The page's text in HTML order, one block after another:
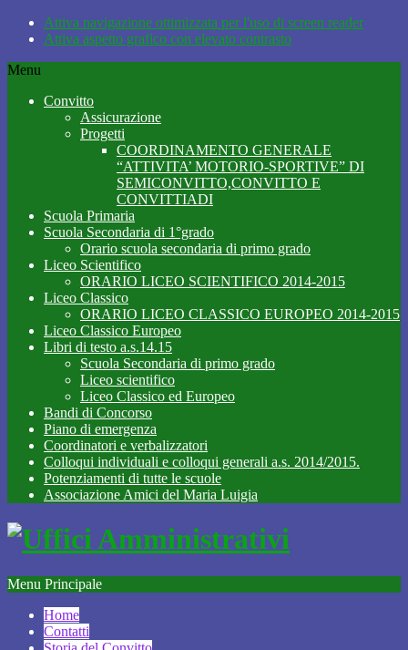
Attiva navigazione ottimizzata per l'uso di screen reader
Attiva aspetto grafico con elevato contrasto
Menu
Convitto
Assicurazione
Progetti
COORDINAMENTO GENERALE
“ATTIVITA’ MOTORIO-SPORTIVE” DI
SEMICONVITTO,CONVITTO E
CONVITTIADI
Scuola Primaria
Scuola Secondaria di 1°grado
Orario scuola secondaria di primo grado
Liceo Scientifico
ORARIO LICEO SCIENTIFICO 2014-2015
Liceo Classico
ORARIO LICEO CLASSICO EUROPEO 2014-2015
Liceo Classico Europeo
Libri di testo a.s.14.15
Scuola Secondaria di primo grado
Liceo scientifico
Liceo Classico ed Europeo
Bandi di Concorso
Piano di emergenza
Coordinatori e verbalizzatori
Colloqui individuali e colloqui generali a.s. 2014/2015.
Potenziamenti di tutte le scuole
Associazione Amici del Maria Luigia
Menu Principale
Home
Contatti